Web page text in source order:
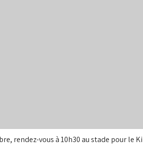
rendez-vous à 10h30 au stade pour le